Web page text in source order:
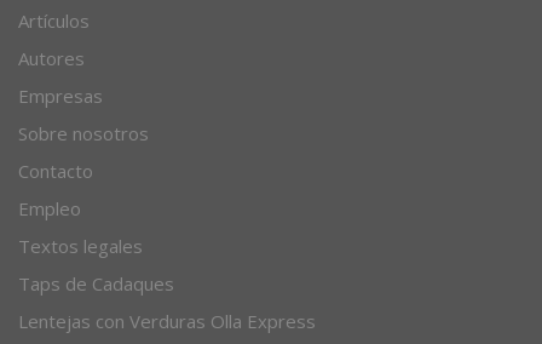
Artículos
Autores
Empresas
Sobre nosotros
Contacto
Empleo
Textos legales
Taps de Cadaques
Lentejas con Verduras Olla Express